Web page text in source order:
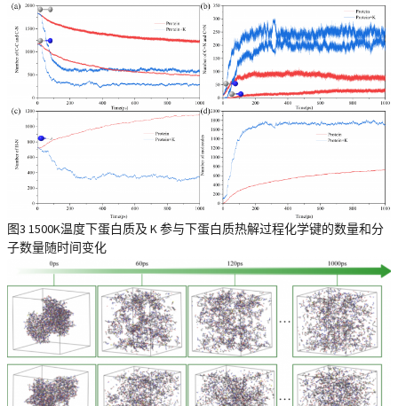
图3 1500K温度下蛋白质及 K 参与下蛋白质热解过程化学键的数量和分
子数量随时间变化